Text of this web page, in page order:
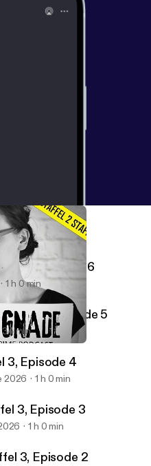
3, Episode 6
1 h 0 min
3, Episode 5
34 min
3, Episode 4
2026 1 h 0 min
3, Episode 3
1 h 0 min
3, Episode 2